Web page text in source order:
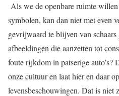
Als we de openbare ruimte
symbolen, kan dan niet met even
gevrijwaard te blijven van
afbeeldingen die aanzetten tot
foute rijkdom in patserige auto’s?
onze cultuur en laat hier en daar
levensbeschouwingen. Dat is niet